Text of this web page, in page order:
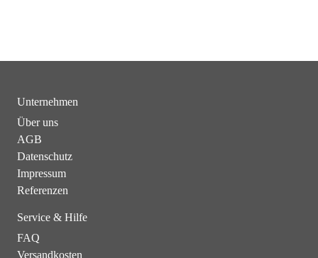
Unternehmen
Über uns
AGB
Datenschutz
Impressum
Referenzen
Service & Hilfe
FAQ
Versandkosten